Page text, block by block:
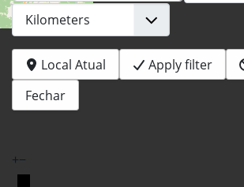
+−
Local Atual Apply filter
Fechar